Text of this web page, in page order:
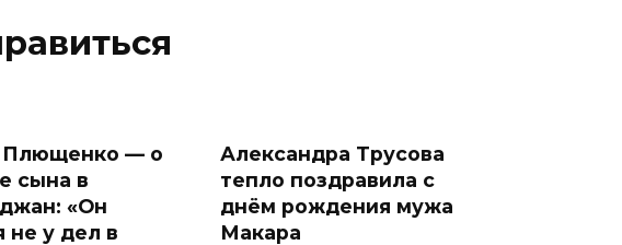
Плющенко — о
сына в
«Он
не у дел в
Александра Трусова
тепло поздравила с
днём рождения мужа
Макара